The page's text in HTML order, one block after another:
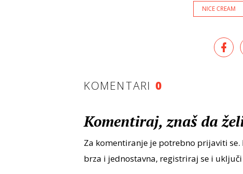
NICE CREAM
KOMENTARI 0
Komentiraj, znaš da
Za komentiranje je potrebno prijaviti
brza i jednostavna, registriraj se i